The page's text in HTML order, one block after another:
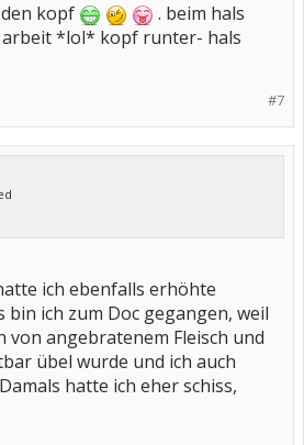
kopf
. beim hals
arbeit *lol* kopf runter- hals
#7
ich ebenfalls erhöhte
bin ich zum Doc gegangen, weil
von angebratenem Fleisch und
übel wurde und ich auch
hatte ich eher schiss,